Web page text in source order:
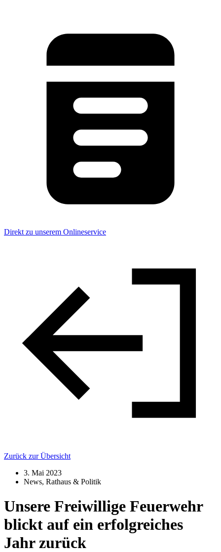
Direkt zu unserem Onlineservice
Zurück zur Übersicht
3. Mai 2023
News, Rathaus & Politik
Unsere Freiwillige Feuerwehr
blickt auf ein erfolgreiches
Jahr zurück